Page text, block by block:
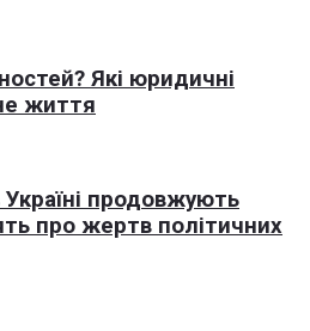
Які юридичні
життя
Україні продовжують
про жертв політичних